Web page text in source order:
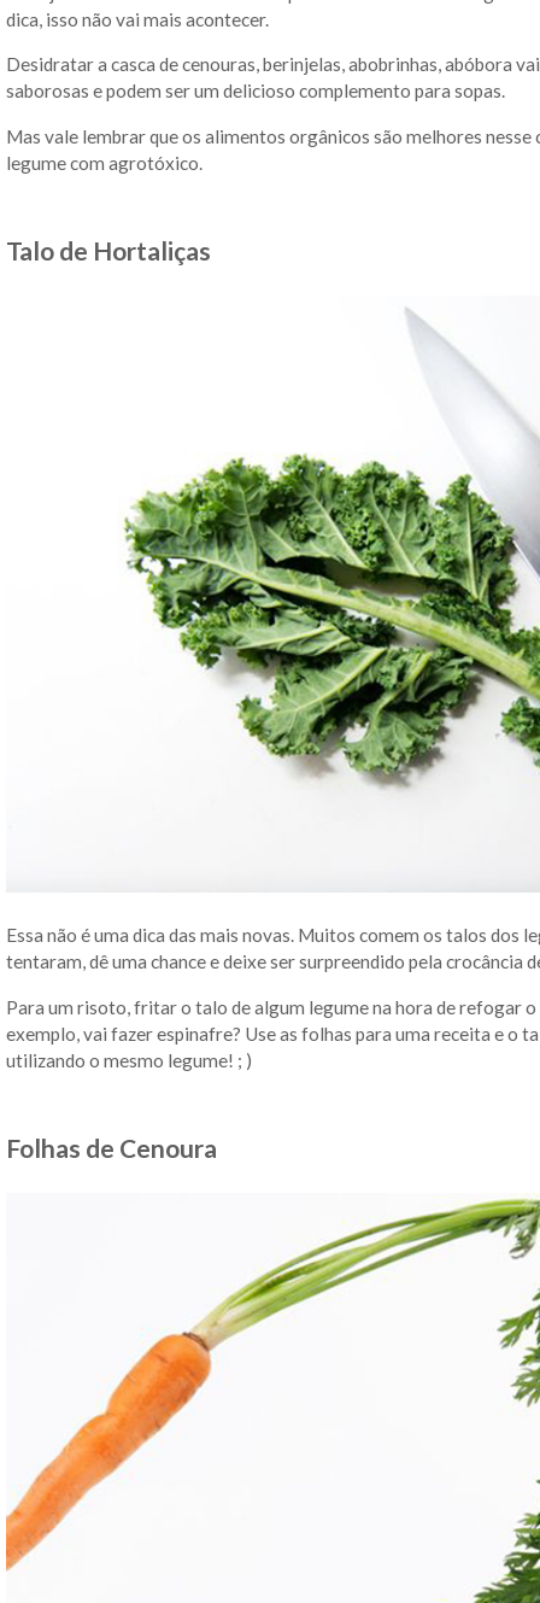
dica, isso não vai mais acontecer.
Desidratar a casca de cenouras, berinjelas, abobrinhas, abóbora
saborosas e podem ser um delicioso complemento para sopas.
Mas vale lembrar que os alimentos orgânicos são melhores nesse
legume com agrotóxico.
Talo de Hortaliças
Essa não é uma dica das mais novas. Muitos comem os talos dos
tentaram, dê uma chance e deixe ser surpreendido pela crocância
Para um risoto, fritar o talo de algum legume na hora de refogar
exemplo, vai fazer espinafre? Use as folhas para uma receita e o
utilizando o mesmo legume! ; )
Folhas de Cenoura